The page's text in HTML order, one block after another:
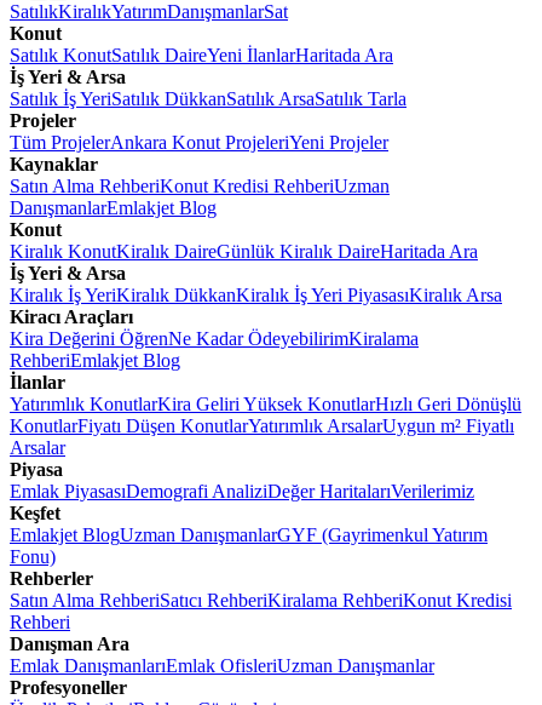
SatılıkKiralıkYatırımDanışmanlarSat
Konut
Satılık KonutSatılık DaireYeni İlanlarHaritada Ara
İş Yeri & Arsa
Satılık İş YeriSatılık DükkanSatılık ArsaSatılık Tarla
Projeler
Tüm ProjelerAnkara Konut ProjeleriYeni Projeler
Kaynaklar
Satın Alma RehberiKonut Kredisi RehberiUzman
DanışmanlarEmlakjet Blog
Konut
Kiralık KonutKiralık DaireGünlük Kiralık DaireHaritada Ara
İş Yeri & Arsa
Kiralık İş YeriKiralık DükkanKiralık İş Yeri PiyasasıKiralık Arsa
Kiracı Araçları
Kira Değerini ÖğrenNe Kadar ÖdeyebilirimKiralama
RehberiEmlakjet Blog
İlanlar
Yatırımlık KonutlarKira Geliri Yüksek KonutlarHızlı Geri Dönüşlü
KonutlarFiyatı Düşen KonutlarYatırımlık ArsalarUygun m² Fiyatlı
Arsalar
Piyasa
Emlak PiyasasıDemografi AnaliziDeğer HaritalarıVerilerimiz
Keşfet
Emlakjet BlogUzman DanışmanlarGYF (Gayrimenkul Yatırım
Fonu)
Rehberler
Satın Alma RehberiSatıcı RehberiKiralama RehberiKonut Kredisi
Rehberi
Danışman Ara
Emlak DanışmanlarıEmlak OfisleriUzman Danışmanlar
Profesyoneller